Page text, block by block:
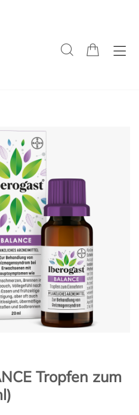
Tropfen zum